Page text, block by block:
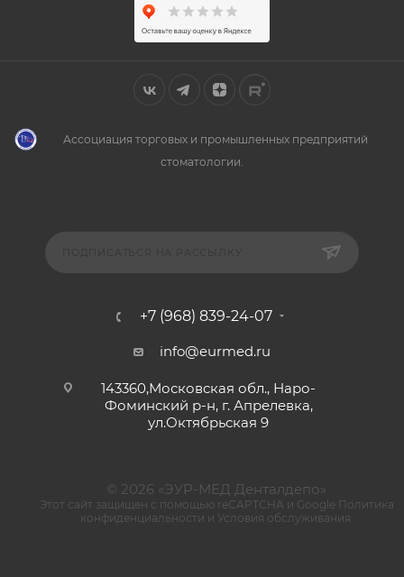
Ассоциация торговых и промышленных предприятий
стоматологии.
+7 (968) 839-24-07
info@eurmed.ru
143360,Московская обл., Наро-
Фоминский р-н, г. Апрелевка,
ул.Октябрьская 9
© 2026 «ЭУР-МЕД Денталдепо»
Этот сайт защищен с помощью reCAPTCHA и Google Политика
конфиденциальности и Условия обслуживания